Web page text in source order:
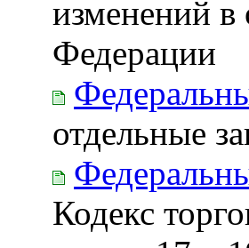
изменений в
Федерации
отдельные
Кодекс